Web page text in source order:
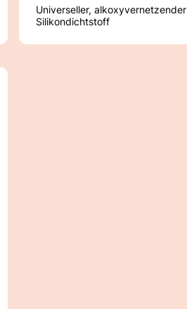
Universeller, alkoxyvernetzender
Silikondichtstoff